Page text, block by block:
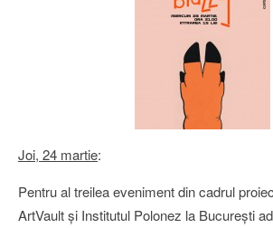
Joi, 24 martie:
Pentru al treilea eveniment din cadrul
ArtVault şi Institutul Polonez la Bucureşti